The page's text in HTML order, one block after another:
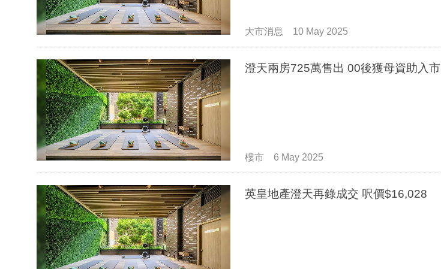
大市消息 10 May 2025
澄天兩房725萬售出 00後獲母資助入市
樓市 6 May 2025
英皇地產澄天再錄成交 呎價$16,028